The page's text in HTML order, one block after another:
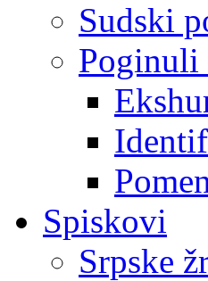
Sudski
Poginuli
Spiskovi
Srpske